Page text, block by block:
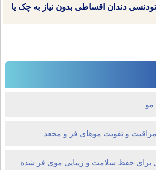
دندان اقساطی بدون نیاز به چک یا
برای حفظ سلامت و زیبایی موی فر شده